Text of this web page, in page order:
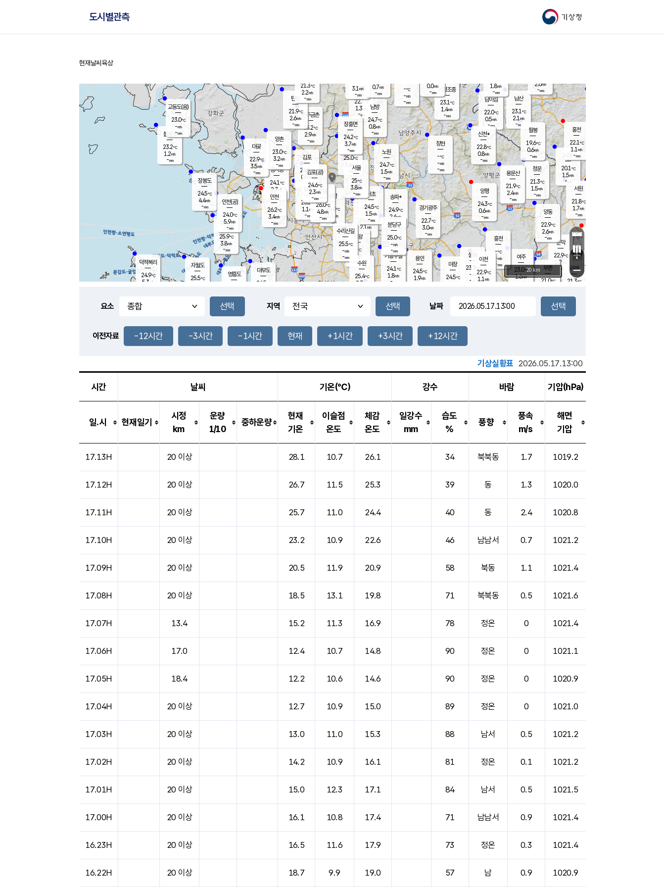
기상청
도시별관측
홈
현재날씨 육상
풍도
3.4m/s
문막
22.9℃
2.2m/s
mm
남이섬
22.0℃
0.5m/s
-mm
무의도
25.9℃
3.8m/s
-mm
영흥도
볼음도
23.2℃
1.2m/s
-mm
자월도
25.5℃
양주
22.7℃
1.3
-mm
부론
21.0℃
과천
24.4℃
2.1m/s
- mm
남산
23.1℃
2.1 m/s
-mm
장봉도
24.5℃
4.4m/s
-mm
-mm
청운
21.3℃
1.5m/s
-mm
팔봉
19.6℃
0.6m/s
-mm
-mm
용인
24.5℃
1.9m/s
여주
23.0℃
1.6m/s
양동
22.9℃
2.6m/s
-mm
경기광주
22.7℃
3.0m/s
-mm
장호원
1.8m/s
-mm
24.1
℃
대부도
24.5
-
경서동
24.1℃
2.7 m/s
-mm
파주금촌
23.2℃
2.9m/s
-mm
가평조종
23.1℃
1.4m/s
-mm
-℃
-m/s
-mm
대곶
22.9℃
3.5m/s
-mm
신천*
22.8℃
0.8m/s
-mm
창현
-℃
-m/s
-mm
탄현
21.9℃
2.6m/s
-mm
0.0m/s
-mm
24.6℃
0.3m/s
-mm
흥천
-℃
-m/s
-mm
마장
24.5℃
의왕
- ℃
m/s
mm
김포
24.9℃
0.5 m/s
mm
설봉
23.9
-m/s
- mm
광명
26.0
℃
3.1 m/s
-mm
부천
26.2℃
1.1 m/s
-mm
-mm
양촌
23.0℃
3.2m/s
-mm
구로
26.0℃
4.8m/s
-mm
은평
25.0℃
3.6 m/s
- mm
노원
24.7℃
1.5m/s
-mm
송파*
24.9℃
2.6m/s
-mm
서초
24.5℃
1.5m/s
-mm
남방
24.7℃
0.8m/s
-mm
기흥구갈
24.1℃
1.8m/s
-
수리산길
25.5℃
-m/s
-mm
분당구
25.0℃
-m/s
-mm
장흥면
24.2℃
3.7m/s
-mm
3.1 m/s
-mm
시동
20.1℃
1.5m/s
- mm
귀래
21.3℃
서원
21.8℃
1.7m/s
-mm
용문산
21.9℃
2.4m/s
-mm
덕적북리
24.9℃
5.3 m/s
인천(공)
24.0℃
5.9m/s
-mm
김포(공)
24.6℃
2.3m/s
-mm
교동도(음)
23.0℃
-m/s
-mm
홍천
22.1℃
1.1 m/s
-mm
이천
22.9℃
1.1 m/s
양평
24.3℃
0.6m/s
-mm
수원
25.4℃
2.7 m/s
인천
26.2℃
3.4m/s
-mm
서울
25℃
3.8m/s
-mm
2.6m/s
-mm
21.3℃
2.2m/s
-mm
0.7m/s
-mm
+
−
20 km
요소 지역 날짜
이전자료 -12시간 -3시간 -1시간 현재 +1시간 +3시간 +12시간
기상실황표 2026.05.17.13:00
시간 날씨 기온(℃) 강수 바람 기압(hPa)
일.시 현재일기
시정
km
운량
1/10
중하운량
현재
기온
이슬점
온도
체감
온도
일강수
mm
습도
%
풍향
풍속
m/s
해면
기압
17.13H 20 이상 28.1 10.7 26.1 34 북북동 1.7 1019.2
17.12H 20 이상 26.7 11.5 25.3 39 동 1.3 1020.0
17.11H 20 이상 25.7 11.0 24.4 40 동 2.4 1020.8
17.10H 20 이상 23.2 10.9 22.6 46 남남서 0.7 1021.2
17.09H 20 이상 20.5 11.9 20.9 58 북동 1.1 1021.4
17.08H 20 이상 18.5 13.1 19.8 71 북북동 0.5 1021.6
17.07H 13.4 15.2 11.3 16.9 78 정온 0 1021.4
17.06H 17.0 12.4 10.7 14.8 90 정온 0 1021.1
17.05H 18.4 12.2 10.6 14.6 90 정온 0 1020.9
17.04H 20 이상 12.7 10.9 15.0 89 정온 0 1021.0
17.03H 20 이상 13.0 11.0 15.3 88 남서 0.5 1021.2
17.02H 20 이상 14.2 10.9 16.1 81 정온 0.1 1021.2
17.01H 20 이상 15.0 12.3 17.1 84 남서 0.5 1021.5
17.00H 20 이상 16.1 10.8 17.4 71 남남서 0.9 1021.4
16.23H 20 이상 16.5 11.6 17.9 73 정온 0.3 1021.4
16.22H 20 이상 18.7 9.9 19.0 57 남 0.9 1020.9